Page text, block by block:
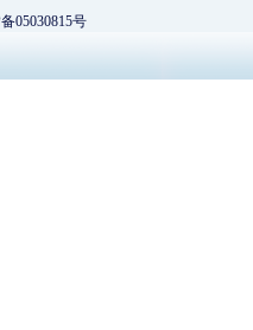
05030815号